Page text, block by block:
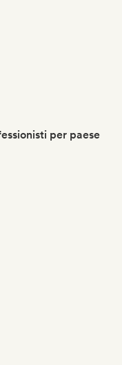
per paese